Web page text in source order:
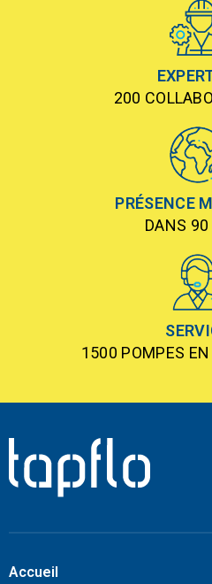
200
PRÉSENCE
DANS 90
1500 POMPES
Accueil